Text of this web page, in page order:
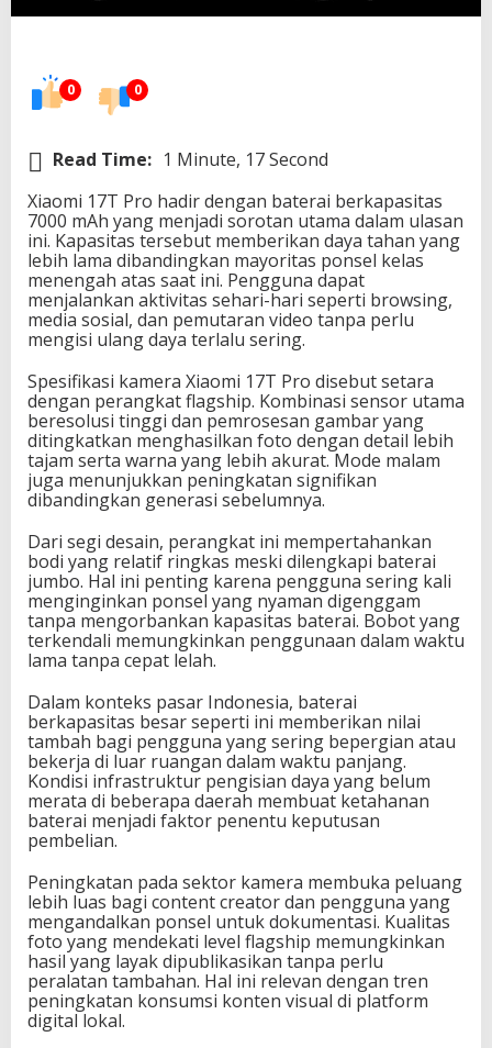
0
a
P
e
n
i
n
g
k
a
t
a
n
K
a
m
e
r
a
l
a
g
s
h
i
p
0 0
Read Time: 1 Minute, 17 Second
Xiaomi 17T Pro hadir dengan baterai berkapasitas
7000 mAh yang menjadi sorotan utama dalam ulasan
ini. Kapasitas tersebut memberikan daya tahan yang
lebih lama dibandingkan mayoritas ponsel kelas
menengah atas saat ini. Pengguna dapat
menjalankan aktivitas sehari-hari seperti browsing,
media sosial, dan pemutaran video tanpa perlu
mengisi ulang daya terlalu sering.
Spesifikasi kamera Xiaomi 17T Pro disebut setara
dengan perangkat flagship. Kombinasi sensor utama
beresolusi tinggi dan pemrosesan gambar yang
ditingkatkan menghasilkan foto dengan detail lebih
tajam serta warna yang lebih akurat. Mode malam
juga menunjukkan peningkatan signifikan
dibandingkan generasi sebelumnya.
Dari segi desain, perangkat ini mempertahankan
bodi yang relatif ringkas meski dilengkapi baterai
jumbo. Hal ini penting karena pengguna sering kali
menginginkan ponsel yang nyaman digenggam
tanpa mengorbankan kapasitas baterai. Bobot yang
terkendali memungkinkan penggunaan dalam waktu
lama tanpa cepat lelah.
Dalam konteks pasar Indonesia, baterai
berkapasitas besar seperti ini memberikan nilai
tambah bagi pengguna yang sering bepergian atau
bekerja di luar ruangan dalam waktu panjang.
Kondisi infrastruktur pengisian daya yang belum
merata di beberapa daerah membuat ketahanan
baterai menjadi faktor penentu keputusan
pembelian.
Peningkatan pada sektor kamera membuka peluang
lebih luas bagi content creator dan pengguna yang
mengandalkan ponsel untuk dokumentasi. Kualitas
foto yang mendekati level flagship memungkinkan
hasil yang layak dipublikasikan tanpa perlu
peralatan tambahan. Hal ini relevan dengan tren
peningkatan konsumsi konten visual di platform
digital lokal.